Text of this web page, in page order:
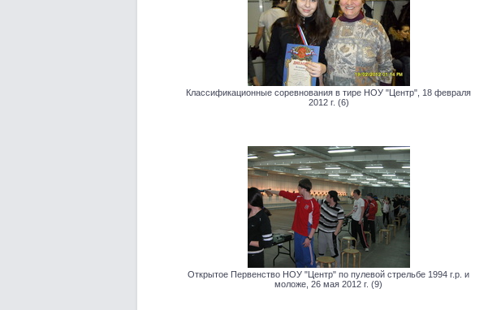
Классификационные соревнования в тире НОУ "Центр", 18 февраля
2012 г. (6)
Открытое Первенство НОУ "Центр" по пулевой стрельбе 1994 г.р. и
моложе, 26 мая 2012 г. (9)